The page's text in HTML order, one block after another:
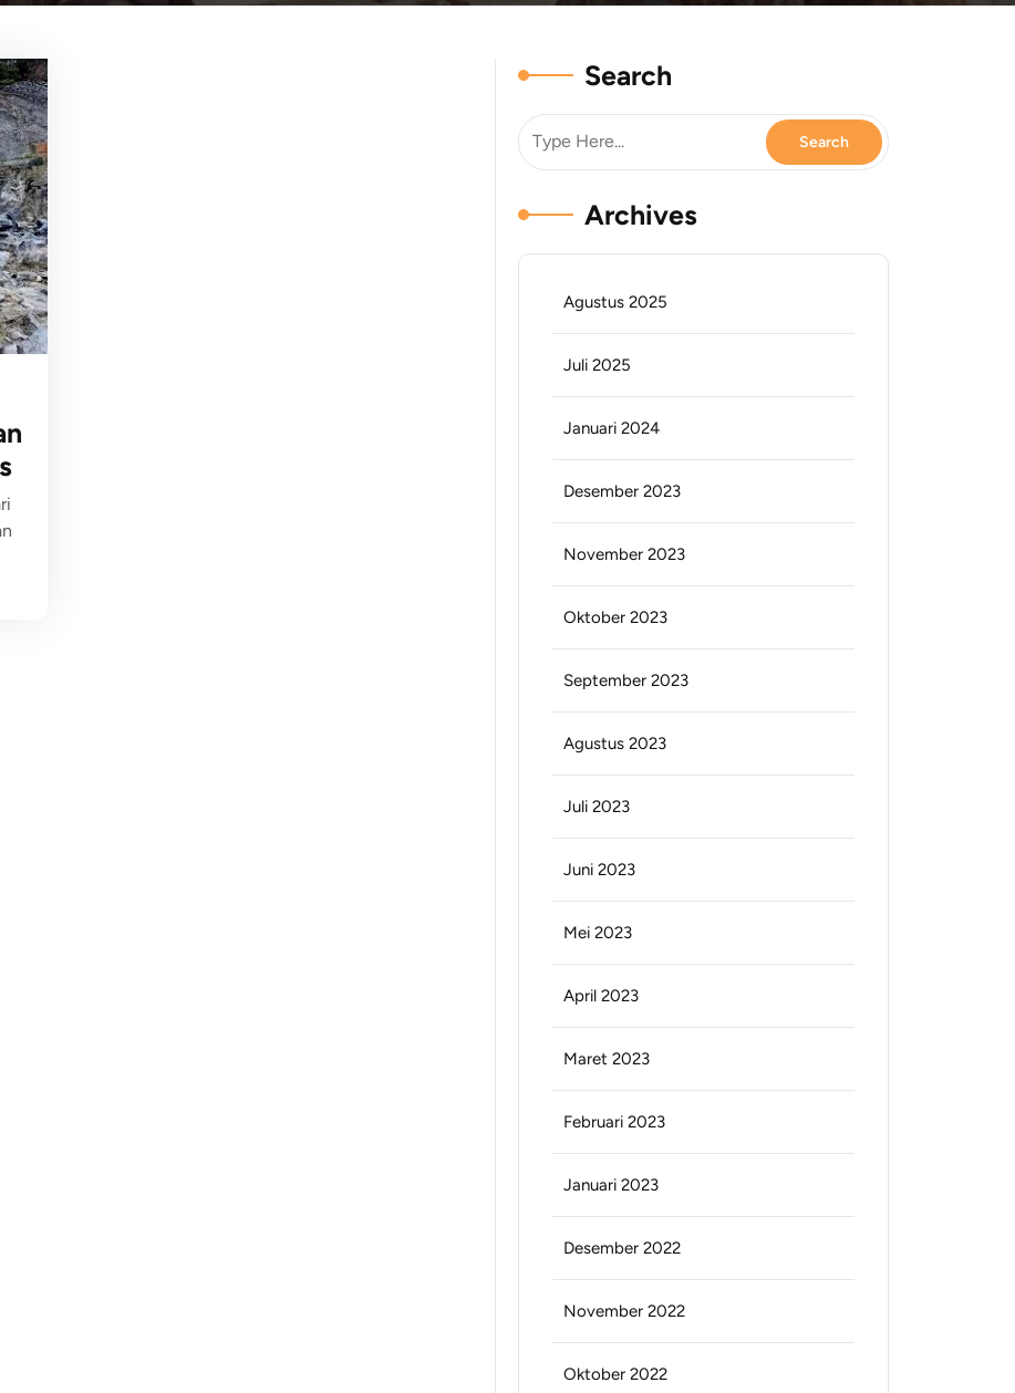
Search
Archives
Agustus 2025
Juli 2025
Januari 2024
Desember 2023
November 2023
Oktober 2023
September 2023
Agustus 2023
Juli 2023
Juni 2023
Mei 2023
April 2023
Maret 2023
Februari 2023
Januari 2023
Desember 2022
November 2022
Oktober 2022